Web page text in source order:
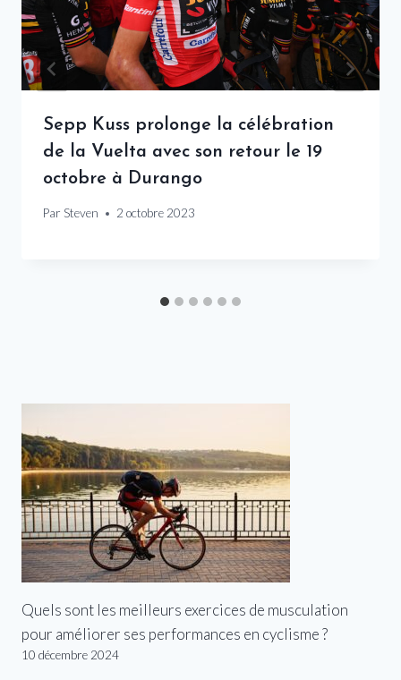
Sepp Kuss prolonge la célébration
de la Vuelta avec son retour le 19
octobre à Durango
Par Steven 2 octobre 2023
Quels sont les meilleurs exercices de musculation
pour améliorer ses performances en cyclisme ?
10 décembre 2024